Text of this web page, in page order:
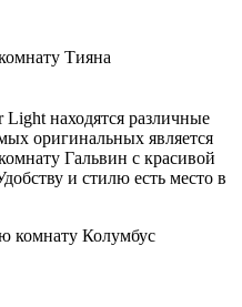
Тияна
находятся различные
оригинальных является
Гальвин с красивой
и стилю есть место в